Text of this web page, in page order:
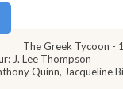
The Greek Tycoon -
J. Lee Thompson
Quinn, Jacqueline